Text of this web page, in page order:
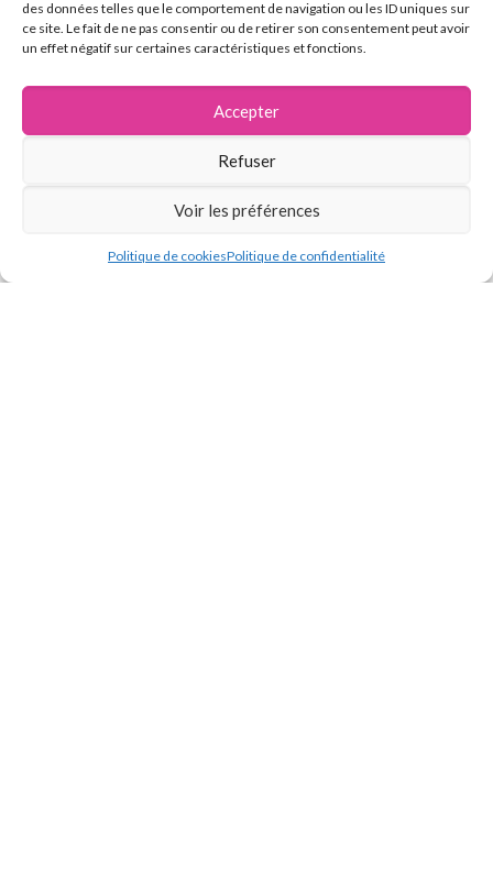
des données telles que le comportement de navigation ou les ID uniques sur
ce site. Le fait de ne pas consentir ou de retirer son consentement peut avoir
un effet négatif sur certaines caractéristiques et fonctions.
Accepter
Refuser
Voir les préférences
Politique de cookiesPolitique de confidentialité
Vous avez des questions
Nous serons ravis d'en discuter